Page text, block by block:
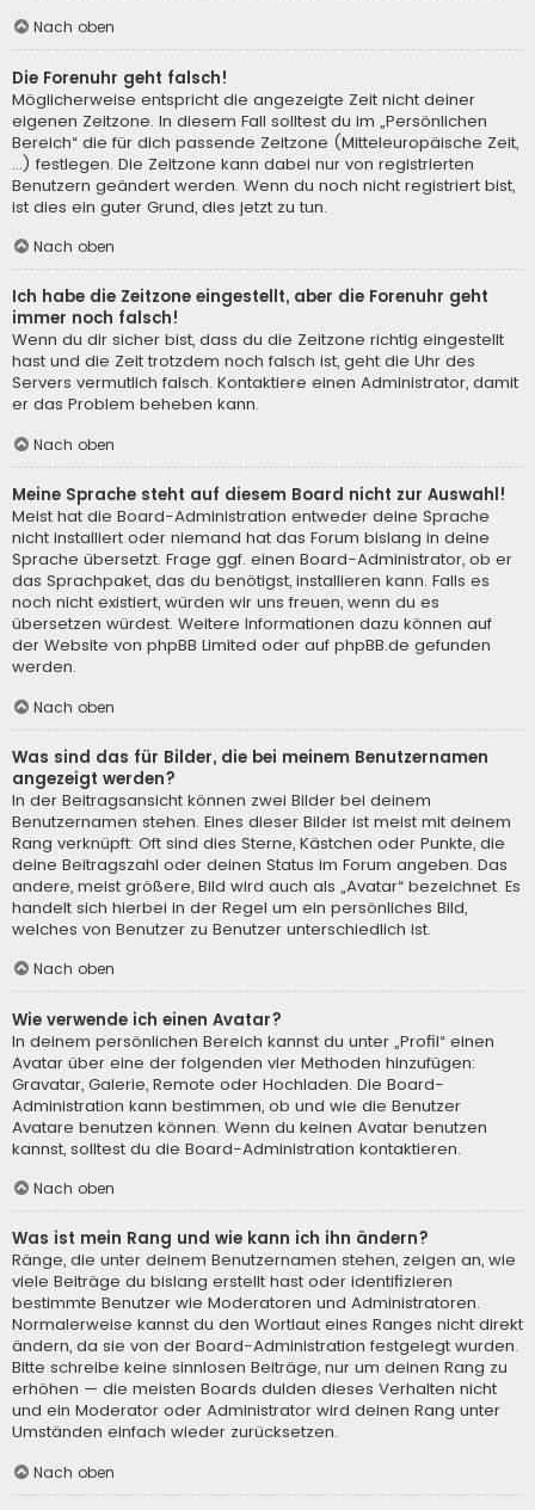
Nach oben
Die Forenuhr geht falsch!
Möglicherweise entspricht die angezeigte Zeit nicht deiner
eigenen Zeitzone. In diesem Fall solltest du im „Persönlichen
Bereich“ die für dich passende Zeitzone (Mitteleuropäische Zeit,
...) festlegen. Die Zeitzone kann dabei nur von registrierten
Benutzern geändert werden. Wenn du noch nicht registriert bist,
ist dies ein guter Grund, dies jetzt zu tun.
Nach oben
Ich habe die Zeitzone eingestellt, aber die Forenuhr geht
immer noch falsch!
Wenn du dir sicher bist, dass du die Zeitzone richtig eingestellt
hast und die Zeit trotzdem noch falsch ist, geht die Uhr des
Servers vermutlich falsch. Kontaktiere einen Administrator, damit
er das Problem beheben kann.
Nach oben
Meine Sprache steht auf diesem Board nicht zur Auswahl!
Meist hat die Board-Administration entweder deine Sprache
nicht installiert oder niemand hat das Forum bislang in deine
Sprache übersetzt. Frage ggf. einen Board-Administrator, ob er
das Sprachpaket, das du benötigst, installieren kann. Falls es
noch nicht existiert, würden wir uns freuen, wenn du es
übersetzen würdest. Weitere Informationen dazu können auf
der Website von phpBB Limited oder auf phpBB.de gefunden
werden.
Nach oben
Was sind das für Bilder, die bei meinem Benutzernamen
angezeigt werden?
In der Beitragsansicht können zwei Bilder bei deinem
Benutzernamen stehen. Eines dieser Bilder ist meist mit deinem
Rang verknüpft: Oft sind dies Sterne, Kästchen oder Punkte, die
deine Beitragszahl oder deinen Status im Forum angeben. Das
andere, meist größere, Bild wird auch als „Avatar“ bezeichnet. Es
handelt sich hierbei in der Regel um ein persönliches Bild,
welches von Benutzer zu Benutzer unterschiedlich ist.
Nach oben
Wie verwende ich einen Avatar?
In deinem persönlichen Bereich kannst du unter „Profil“ einen
Avatar über eine der folgenden vier Methoden hinzufügen:
Gravatar, Galerie, Remote oder Hochladen. Die Board-
Administration kann bestimmen, ob und wie die Benutzer
Avatare benutzen können. Wenn du keinen Avatar benutzen
kannst, solltest du die Board-Administration kontaktieren.
Nach oben
Was ist mein Rang und wie kann ich ihn ändern?
Ränge, die unter deinem Benutzernamen stehen, zeigen an, wie
viele Beiträge du bislang erstellt hast oder identifizieren
bestimmte Benutzer wie Moderatoren und Administratoren.
Normalerweise kannst du den Wortlaut eines Ranges nicht direkt
ändern, da sie von der Board-Administration festgelegt wurden.
Bitte schreibe keine sinnlosen Beiträge, nur um deinen Rang zu
erhöhen — die meisten Boards dulden dieses Verhalten nicht
und ein Moderator oder Administrator wird deinen Rang unter
Umständen einfach wieder zurücksetzen.
Nach oben